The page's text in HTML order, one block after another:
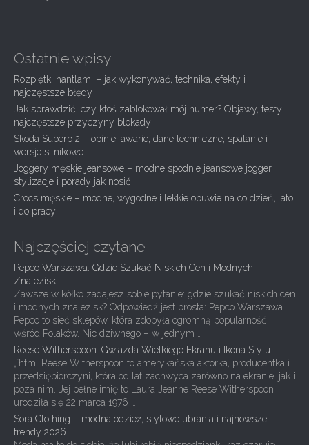
n
a
v
i
g
a
t
i
o
Ostatnie wpisy
Rozpiętki hantlami – jak wykonywać, technika, efekty i
najczęstsze błędy
Jak sprawdzić, czy ktoś zablokował mój numer? Objawy, testy i
najczęstsze przyczyny blokady
Skoda Superb 2 – opinie, awarie, dane techniczne, spalanie i
wersje silnikowe
Joggery męskie jeansowe – modne spodnie jeansowe jogger,
stylizacje i porady jak nosić
Crocs męskie – modne, wygodne i lekkie obuwie na co dzień, lato
i do pracy
Najczęściej czytane
Pepco Warszawa: Gdzie Szukać Niskich Cen i Modnych
Znalezisk
Zawsze w kółko zadajesz sobie pytanie: gdzie szukać niskich cen
i modnych znalezisk? Odpowiedź jest prosta: Pepco Warszawa.
Pepco to sieć sklepów, która zdobyła ogromną popularność
wśród Polaków. Nic dziwnego – w jednym …
Reese Witherspoon: Gwiazda Wielkiego Ekranu i Ikona Stylu
„`html Reese Witherspoon to amerykańska aktorka, producentka i
przedsiębiorczyni, która od lat zachwyca zarówno na ekranie, jak i
poza nim. Jej pełne imię to Laura Jeanne Reese Witherspoon,
urodziła się 22 marca 1976 …
Sora Clothing – modna odzież, stylowe ubrania i najnowsze
trendy 2026